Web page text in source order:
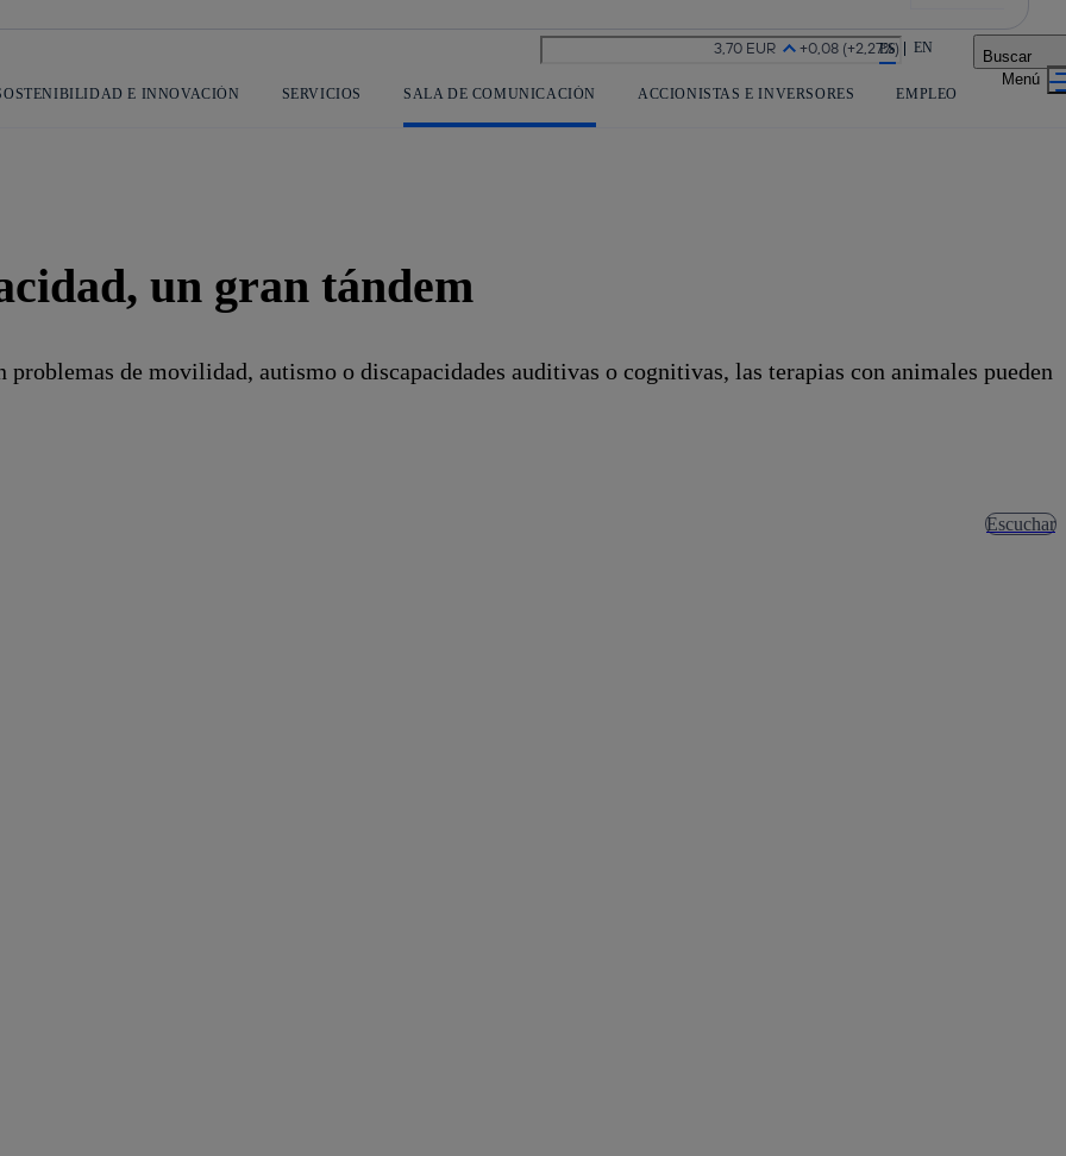
La acción en accionistas e inversores ES EN Buscar
E INNOVACIÓN SERVICIOS SALA DE COMUNICACIÓN ACCIONISTAS E INVERSORES EMPLEO
un gran tándem
problemas de movilidad, autismo o discapacidades auditivas o cognitivas, las terapias con animales pueden
Escuchar